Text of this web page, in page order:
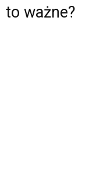
to ważne?